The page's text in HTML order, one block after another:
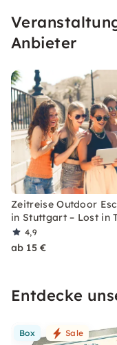
Anbieter
Zeitreise Outdoor
in Stuttgart – Lost in
4,9
ab 15 €
Entdecke
Box Sale